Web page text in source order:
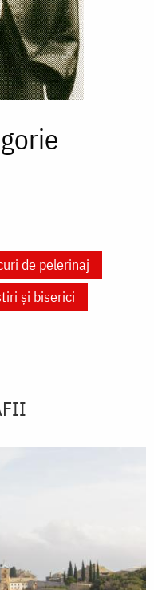
de pelerinaj
și biserici